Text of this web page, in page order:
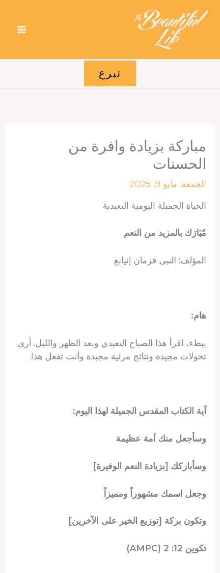
تبرع
مباركة بزيادة وافرة من
الحسنات
الجمعة. مايو 9, 2025
الحياة الجميلة اليومية التعبدية
مُبَارَك بالمزيد من النعم
المؤلف: النبي قزمان إنيانغ
هام:
ببطء، اقرأ هذا الصباح التعبدي وبعد الظهر والليل. أرى
تحولات مجيدة ونتائج مرئية مجيدة وأنت تفعل هذا.
آية الكتاب المقدس الجميلة لهذا اليوم:
وسأجعل منك أمة عظيمة
وسأباركك [بزيادة النعم الوفيرة]
وجعل اسمك مشهوراً ومميزاً
وتكون بركة [توزيع الخير على الآخرين]
تكوين 12: 2 (AMPC)